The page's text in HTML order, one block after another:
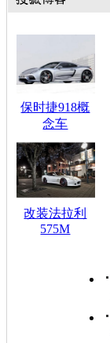
保时捷918概
念车
改装法拉利
575M